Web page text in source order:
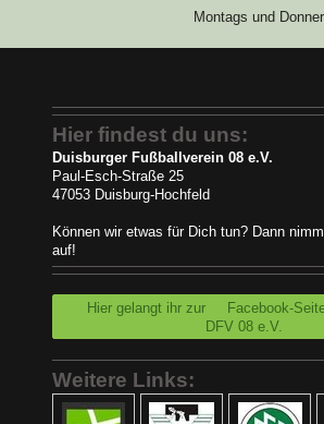
Montags und
Hier findest du uns:
Duisburger Fußballverein 08 e.V.
Paul-Esch-Straße 25
47053 Duisburg-Hochfeld
Können wir etwas für Dich tun? Dann nimm
auf!
Hier gelangt ihr zur
DFV 08 e.V.
Weitere Links: